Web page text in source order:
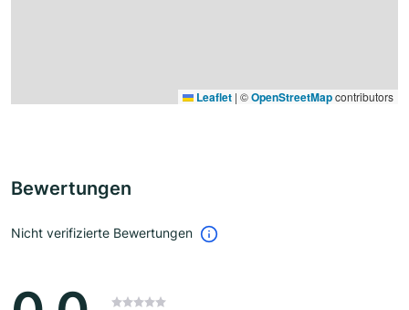
Leaflet | ©OpenStreetMapcontributors
Bewertungen
Nicht verifizierte Bewertungen